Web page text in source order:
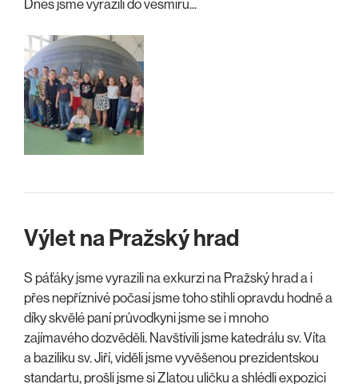
Dnes jsme vyrazili do vesmíru...
Výlet na Pražský hrad
S páťáky jsme vyrazili na exkurzi na Pražský hrad a i
přes nepříznivé počasí jsme toho stihli opravdu hodně a
díky skvělé paní průvodkyni jsme se i mnoho
zajímavého dozvěděli. Navštívili jsme katedrálu sv. Víta
a baziliku sv. Jiří, viděli jsme vyvěšenou prezidentskou
standartu, prošli jsme si Zlatou uličku a shlédli expozici